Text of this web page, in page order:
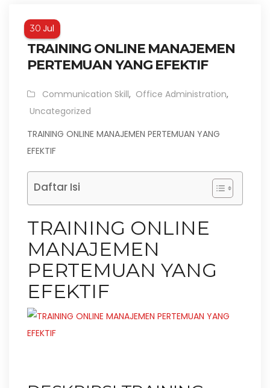
30Jul
TRAINING ONLINE MANAJEMEN
PERTEMUAN YANG EFEKTIF
Communication Skill, Office Administration,
Uncategorized
TRAINING ONLINE MANAJEMEN PERTEMUAN YANG
EFEKTIF
Daftar Isi
TRAINING ONLINE
MANAJEMEN
PERTEMUAN YANG
EFEKTIF